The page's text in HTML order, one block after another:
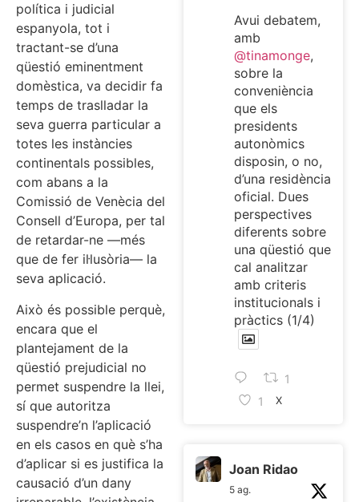
política i judicial
espanyola, tot i
tractant-se d’una
qüestió eminentment
domèstica, va decidir fa
temps de traslladar la
seva guerra particular a
totes les instàncies
continentals possibles,
com abans a la
Comissió de Venècia del
Consell d’Europa, per tal
de retardar-ne —més
que de fer il·lusòria— la
seva aplicació.
Això és possible perquè,
encara que el
plantejament de la
qüestió prejudicial no
permet suspendre la llei,
sí que autoritza
suspendre’n l’aplicació
en els casos en què s’ha
d’aplicar si es justifica la
causació d’un dany
Avui debatem,
amb
@tinamonge,
sobre la
conveniència
que els
presidents
autonòmics
disposin, o no,
d’una residència
oficial. Dues
perspectives
diferents sobre
una qüestió que
cal analitzar
amb criteris
institucionals i
pràctics (1/4)
1
1
X
Joan Ridao
5 ag.